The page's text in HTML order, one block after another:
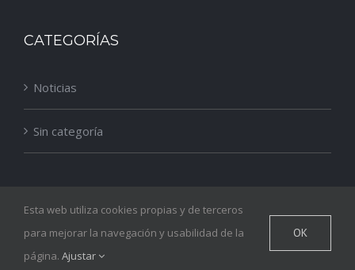
CATEGORÍAS
Noticias
Sin categoría
© Copyright2026 |Aviso legalypolítica de privacidad
91 357 07 98
EMAIL
Esta web utiliza cookies propias y de terceros
para mejorar la navegación y usabilidad de la
página. Ajustar
OK